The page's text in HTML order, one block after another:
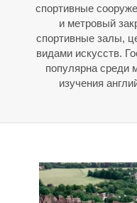
спортивные
и метровый
спортивные залы,
видами искусств.
популярна среди
изучения